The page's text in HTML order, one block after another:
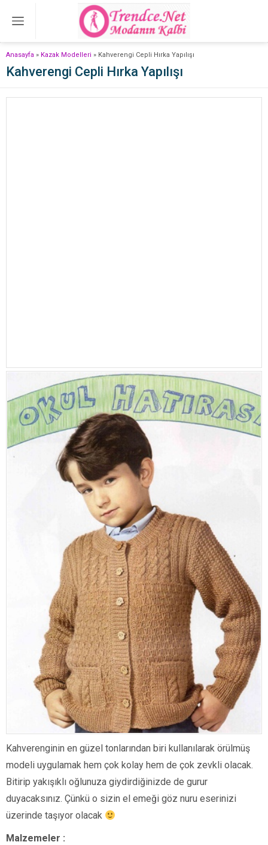
Anasayfa » Kazak Modelleri » Kahverengi Cepli Hırka Yapılışı
Kahverengi Cepli Hırka Yapılışı
Kahverenginin en güzel tonlarından biri kullanılarak örülmüş
modeli uygulamak hem çok kolay hem de çok zevkli olacak.
Bitirip yakışıklı oğlunuza giydirdiğinizde de gurur
duyacaksınız. Çünkü o sizin el emeği göz nuru eserinizi
üzerinde taşıyor olacak
Malzemeler :